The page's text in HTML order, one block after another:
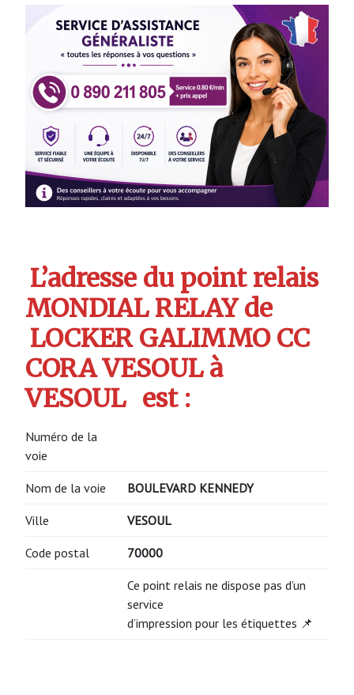
L’adresse du point relais
MONDIAL RELAY de
LOCKER GALIMMO CC
CORA VESOUL à
VESOUL est :
Numéro de la
voie
Nom de la voie BOULEVARD KENNEDY
Ville VESOUL
Code postal 70000
Ce point relais ne dispose pas d’un
service
d’impression pour les étiquettes 📌